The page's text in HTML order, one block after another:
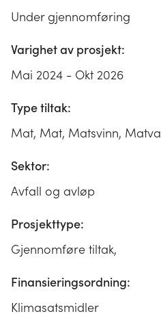
Under gjennomføring
Varighet av prosjekt:
Mai 2024 - Okt 2026
Type tiltak:
Mat, Mat, Matsvinn,
Sektor:
Avfall og avløp
Prosjekttype:
Gjennomføre tiltak,
Finansieringsordning:
Klimasatsmidler